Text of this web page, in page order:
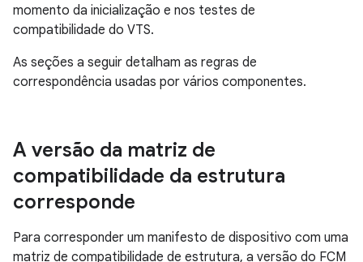
momento da inicialização e nos testes de
compatibilidade do VTS.
As seções a seguir detalham as regras de
correspondência usadas por vários componentes.
A versão da matriz de
compatibilidade da estrutura
corresponde
Para corresponder um manifesto de dispositivo com uma
matriz de compatibilidade de estrutura, a versão do FCM